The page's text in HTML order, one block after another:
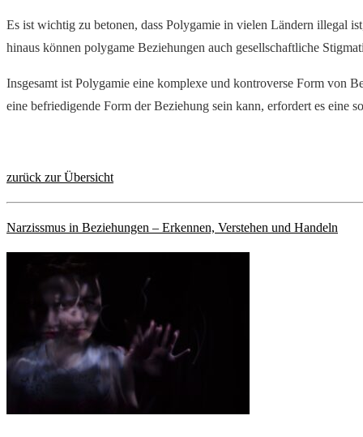
Es ist wichtig zu betonen, dass Polygamie in vielen Ländern illegal
hinaus können polygame Beziehungen auch gesellschaftliche
Insgesamt ist Polygamie eine komplexe und kontroverse Form von
eine befriedigende Form der Beziehung sein kann, erfordert es eine
zurück zur Übersicht
Narzissmus in Beziehungen – Erkennen, Verstehen und Handeln